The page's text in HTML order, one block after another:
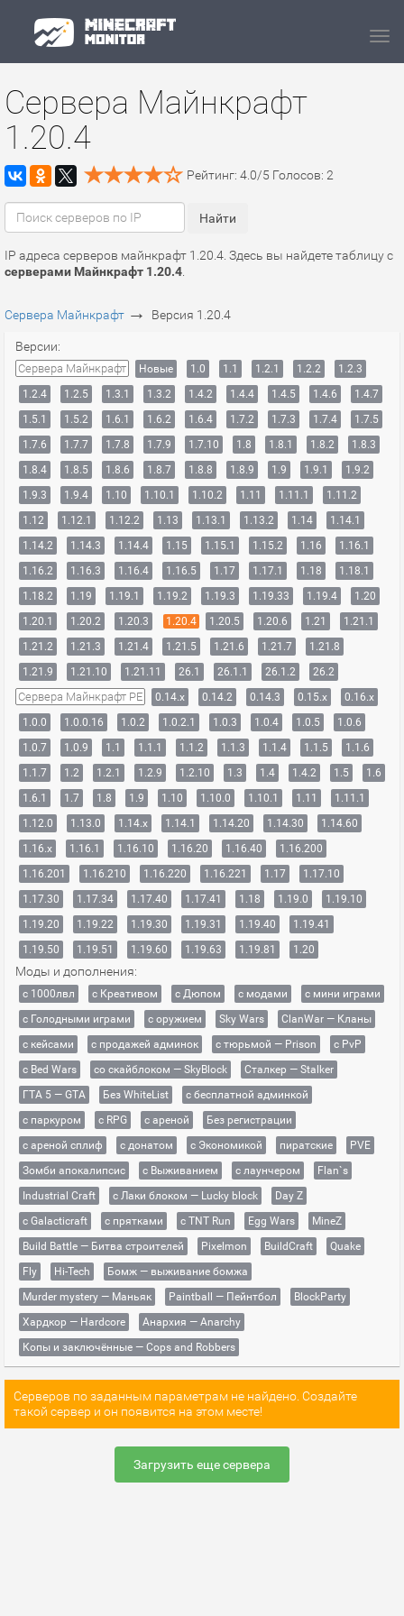
Сервера Майнкрафт
1.20.4
Рейтинг: 4.0/5 Голосов: 2
IP адреса серверов майнкрафт 1.20.4. Здесь вы найдете таблицу с
серверами Майнкрафт 1.20.4
Сервера Майнкрафт → Версия 1.20.4
Версии:
Сервера Майнкрафт Новые 1.0 1.1 1.2.1 1.2.2
1.2.3
1.2.4
1.2.5 1.3.1 1.3.2 1.4.2 1.4.4 1.4.5 1.4.6
1.4.7
1.5.1
1.5.2 1.6.1 1.6.2 1.6.4 1.7.2 1.7.3 1.7.4
1.7.5
1.7.6
1.7.7 1.7.8 1.7.9 1.7.10 1.8 1.8.1 1.8.2
1.8.3
1.8.4
1.8.5 1.8.6 1.8.7 1.8.8 1.8.9 1.9 1.9.1
1.9.2
1.9.3
1.9.4 1.10 1.10.1 1.10.2 1.11 1.11.1
1.11.2
1.12
1.12.1 1.12.2 1.13 1.13.1 1.13.2 1.14
1.14.1
1.14.2
1.14.3 1.14.4 1.15 1.15.1 1.15.2 1.16
1.16.1
1.16.2
1.16.3 1.16.4 1.16.5 1.17 1.17.1 1.18
1.18.1
1.18.2
1.19 1.19.1 1.19.2 1.19.3 1.19.33 1.19.4
1.20
1.20.1
1.20.2 1.20.3 1.20.4 1.20.5 1.20.6 1.21
1.21.1
1.21.2
1.21.3 1.21.4 1.21.5 1.21.6 1.21.7
1.21.8
1.21.9
1.21.10 1.21.11 26.1 26.1.1 26.1.2 26.2
Сервера Майнкрафт PE 0.14.x 0.14.2 0.14.3 0.15.x
0.16.x
1.0.0
1.0.0.16 1.0.2 1.0.2.1 1.0.3 1.0.4 1.0.5
1.0.6
1.0.7
1.0.9 1.1 1.1.1 1.1.2 1.1.3 1.1.4 1.1.5
1.1.6
1.1.7
1.2 1.2.1 1.2.9 1.2.10 1.3 1.4 1.4.2 1.5
1.6
1.6.1
1.7 1.8 1.9 1.10 1.10.0 1.10.1 1.11
1.11.1
1.12.0
1.13.0 1.14.x 1.14.1 1.14.20 1.14.30
1.14.60
1.16.x
1.16.1 1.16.10 1.16.20 1.16.40
1.16.200
1.16.201
1.16.210 1.16.220 1.16.221 1.17
1.17.10
1.17.30
1.17.34 1.17.40 1.17.41 1.18 1.19.0
1.19.10
1.19.20
1.19.22 1.19.30 1.19.31 1.19.40
1.19.41
1.19.50
1.19.51 1.19.60 1.19.63 1.19.81 1.20
Моды и дополнения:
с 1000лвл c Креативом с Дюпом с модами
с мини играми
с Голодными играми
с оружием Sky Wars
ClanWar — Кланы
с кейсами
с продажей админок с тюрьмой — Prison
с PvP
с Bed Wars
со скайблоком — SkyBlock
Сталкер — Stalker
ГТА 5 — GTA
Без WhiteList
с бесплатной админкой
с паркуром
с RPG с ареной
Без регистрации
с ареной сплиф
с донатом с Экономикой пиратские
PVE
Зомби апокалипсис
с Выживанием с лаунчером
Flan`s
Industrial Craft
с Лаки блоком — Lucky block
Day Z
с Galacticraft
с прятками с TNT Run Egg Wars
MineZ
Build Battle — Битва строителей
Pixelmon BuildCraft
Quake
Fly
Hi-Tech
Бомж — выживание бомжа
Murder mystery — Маньяк
Paintball — Пейнтбол
BlockParty
Хардкор — Hardcore
Анархия — Anarchy
Копы и заключённые — Cops and Robbers
Серверов по заданным параметрам не найдено. Создайте
такой сервер и он появится на этом месте!
Загрузить еще сервера